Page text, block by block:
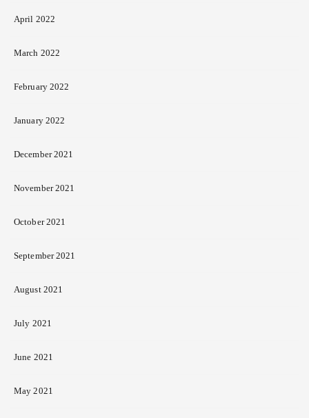
April 2022
March 2022
February 2022
January 2022
December 2021
November 2021
October 2021
September 2021
August 2021
July 2021
June 2021
May 2021